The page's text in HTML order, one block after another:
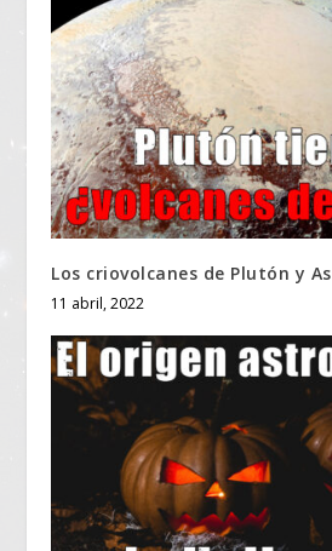
Los criovolcanes de Plutón y
11 abril, 2022